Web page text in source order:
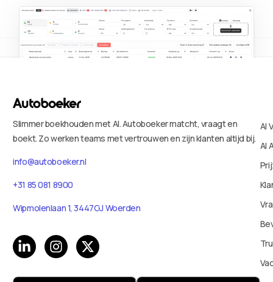
Slimmer boekhouden met AI. Autoboeker matcht, vraagt en
boekt. Zo werken teams met vertrouwen en zijn klanten altijd bij.
info@autoboeker.nl
+31 85 081 8900
Wipmolenlaan 1, 3447GJ Woerden
AI
AI